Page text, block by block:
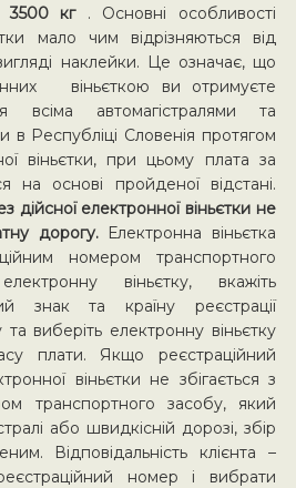
3500 кг . Основні особливості
мало чим відрізняються від
наклейки. Це означає, що
віньєткою ви отримуєте
всіма автомагістралями та
в Республіці Словенія протягом
віньєтки, при цьому плата за
на основі пройденої відстані.
дійсної електронної віньєтки не
дорогу. Електронна віньєтка
номером транспортного
віньєтку, вкажіть
знак та країну реєстрації
виберіть електронну віньєтку
плати. Якщо реєстраційний
віньєтки не збігається з
транспортного засобу, який
або швидкісній дорозі, збір
Відповідальність клієнта –
номер і вибрати